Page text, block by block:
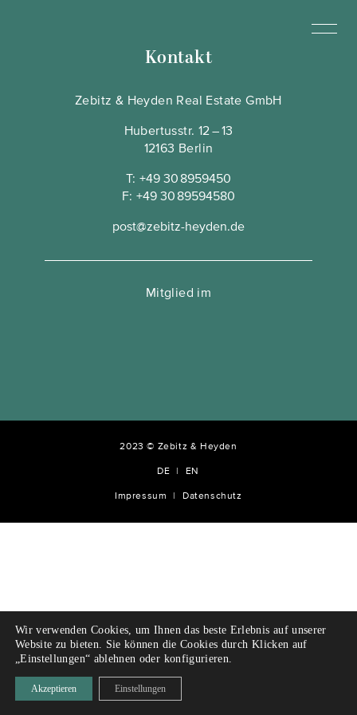
Kontakt
Zebitz & Heyden Real Estate GmbH
Hubertusstr. 12 – 13
12163 Berlin
T:+49 30 8959450
F:+49 30 89594580
post@zebitz-heyden.de
Mitglied im
2023 © Zebitz & Heyden
DE EN
Impressum Datenschutz
Wir verwenden Cookies, um Ihnen das beste Erlebnis auf unserer
Website zu bieten. Sie können die Cookies durch Klicken auf
„Einstellungen“ ablehnen oder konfigurieren.
Akzeptieren Einstellungen